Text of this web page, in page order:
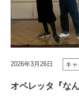
2026年3月26日 キ
オペレッタ『な